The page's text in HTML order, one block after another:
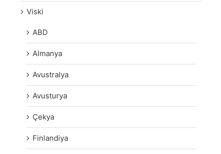
Viski
ABD
Almanya
Avustralya
Avusturya
Çekya
Finlandiya